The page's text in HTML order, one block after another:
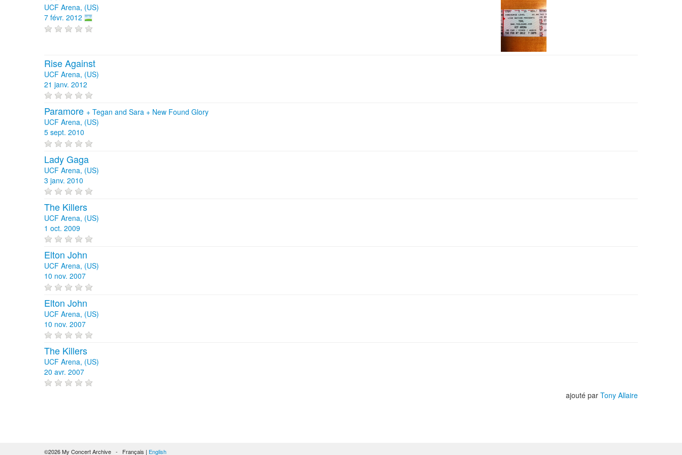
UCF Arena, (US)
7 févr. 2012
Rise Against
UCF Arena, (US)
21 janv. 2012
Paramore + Tegan and Sara + New Found Glory
UCF Arena, (US)
5 sept. 2010
Lady Gaga
UCF Arena, (US)
3 janv. 2010
The Killers
UCF Arena, (US)
1 oct. 2009
Elton John
UCF Arena, (US)
10 nov. 2007
Elton John
UCF Arena, (US)
10 nov. 2007
The Killers
UCF Arena, (US)
20 avr. 2007
ajouté par Tony Allaire
©2026 My Concert Archive - Français | English